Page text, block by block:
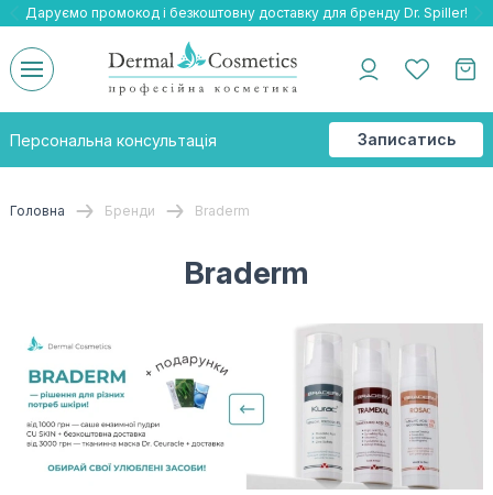
Даруємо безкоштовну доставку та подарнки до бренду Braderm!
-25% на весь бренд HOLY LAND!
Даруємо промокод і безкоштовну доставку для бренду Dr. Spiller!
Персональна консультація
Записатись
на
Головна Бренди Braderm
Braderm